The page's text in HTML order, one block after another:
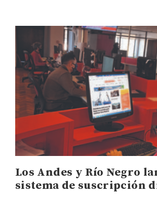
Los Andes y Río Negro
sistema de suscripción